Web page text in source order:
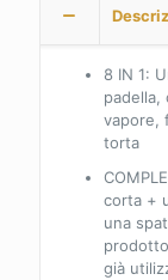
8 IN 1:
padella,
vapore,
torta
corta +
una
già